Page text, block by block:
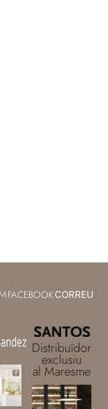
FACEBOOKCORREU
Distribuïdor
exclusiu
al Maresme